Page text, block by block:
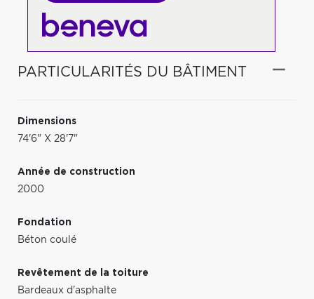
PARTICULARITÉS DU BÂTIMENT
Dimensions
74'6" X 28'7"
Année de construction
2000
Fondation
Béton coulé
Revêtement de la toiture
Bardeaux d'asphalte